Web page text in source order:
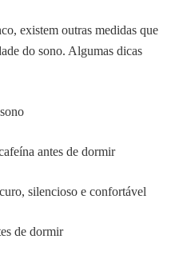
existem outras medidas que
do sono. Algumas dicas
antes de dormir
silencioso e confortável
de dormir